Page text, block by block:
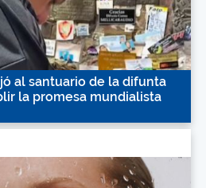
al santuario de la difunta
la promesa mundialista